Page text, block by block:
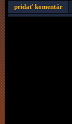
pridať komentár